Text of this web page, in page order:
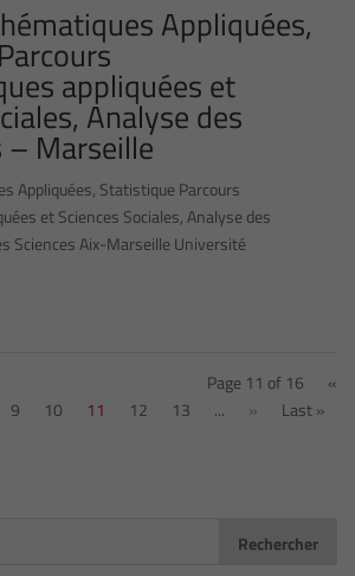
Appliquées,
appliquées et
Analyse des
Marseille
Appliquées, Statistique Parcours
et Sciences Sociales, Analyse des
Sciences Aix-Marseille Université
Page 11 of 16
«
9 10 11 12 13 ... » Last »